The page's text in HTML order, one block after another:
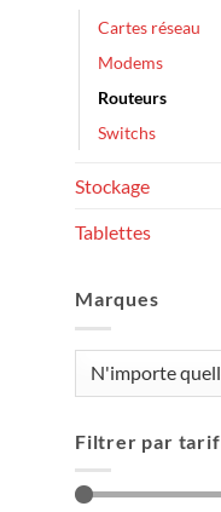
Cartes réseau
Modems
Routeurs
Switchs
Stockage
Tablettes
Marques
Filtrer par tarif